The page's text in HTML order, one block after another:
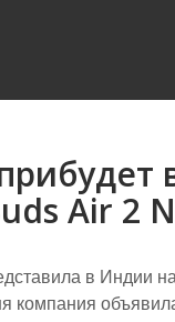
Air 2
в Индии
компания